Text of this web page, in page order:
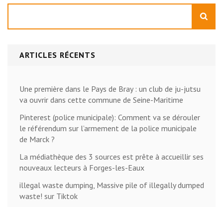
ARTICLES RÉCENTS
Une première dans le Pays de Bray : un club de ju-jutsu
va ouvrir dans cette commune de Seine-Maritime
Pinterest (police municipale): Comment va se dérouler
le référendum sur l’armement de la police municipale
de Marck ?
La médiathèque des 3 sources est prête à accueillir ses
nouveaux lecteurs à Forges-les-Eaux
illegal waste dumping, Massive pile of illegally dumped
waste! sur Tiktok